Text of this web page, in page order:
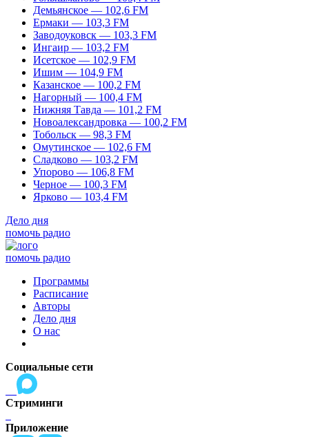
Демьянское — 102,6 FM
Ермаки — 103,3 FM
Заводоуковск — 103,3 FM
Ингаир — 103,2 FM
Исетское — 102,9 FM
Ишим — 104,9 FM
Казанское — 100,2 FM
Нагорный — 100,4 FM
Нижняя Тавда — 101,2 FM
Новоалександровка — 100,2 FM
Тобольск — 98,3 FM
Омутинское — 102,6 FM
Сладково — 103,2 FM
Упорово — 106,8 FM
Черное — 100,3 FM
Ярково — 103,4 FM
Дело дня
помочь радио
помочь радио
Программы
Расписание
Авторы
Дело дня
О нас
Социальные сети
Стриминги
Приложение